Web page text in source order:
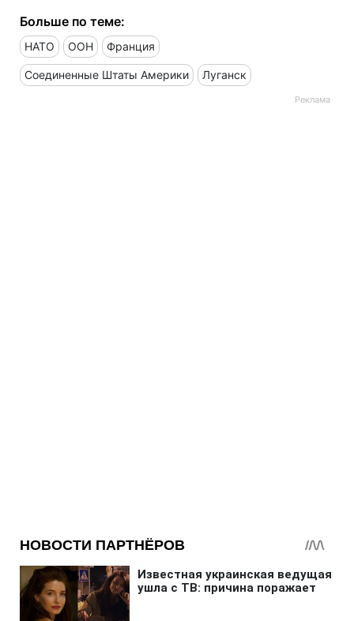
Больше по теме:
НАТО ООН Франция
Соединенные Штаты Америки Луганск